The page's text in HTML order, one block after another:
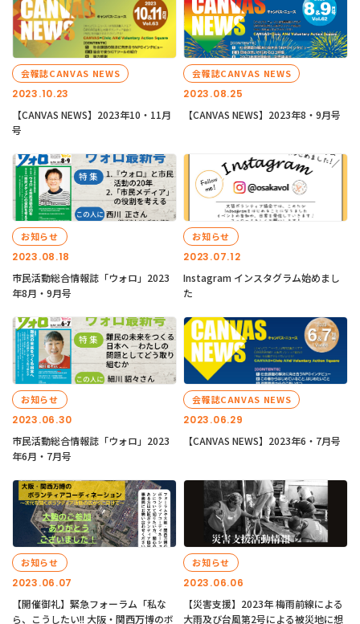
2023.10.23
会報誌CANVAS NEWS
【CANVAS NEWS】2023年10・11月
号
2023.08.25
会報誌CANVAS NEWS
【CANVAS NEWS】2023年8・9月号
2023.08.18
お知らせ
市民活動総合情報誌「ウォロ」2023
年8月・9月号
2023.07.12
お知らせ
Instagram インスタグラム始めまし
た
2023.06.30
お知らせ
市民活動総合情報誌「ウォロ」2023
年6月・7月号
2023.06.29
会報誌CANVAS NEWS
【CANVAS NEWS】2023年6・7月号
2023.06.07
お知らせ
【開催御礼】緊急フォーラム「私な
ら、こうしたい!! 大阪・関西万博のボ
2023.06.06
お知らせ
【災害支援】2023年 梅雨前線による
大雨及び台風第2号による被災地に想